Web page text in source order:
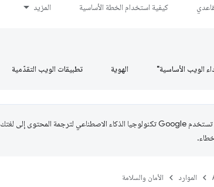
كيفية استخدام الخطة الأساسية المزيد
الويب الأساسية" الهوية تطبيقات الويب التقدّمية
تستخدم Google تكنولوجيا الذكاء الاصطناعي لترجمة المحتوى إلى لغتك
الموارد الأمان والسلامة